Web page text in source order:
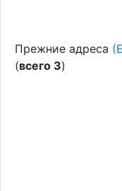
Прежние адреса
(всего 3)